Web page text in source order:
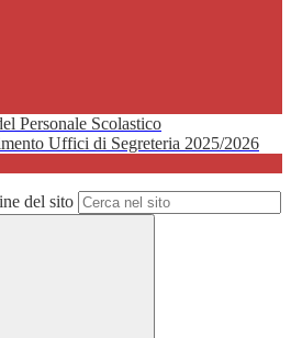
Personale Scolastico
Uffici di Segreteria 2025/2026
del sito